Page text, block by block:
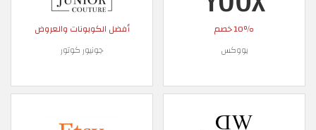
10٪ خصم
يووكس
أفضل الكوبونات والعروض
جونيور كوتور